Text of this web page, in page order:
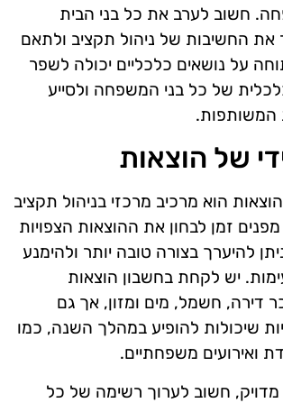
חשוב לערב את כל בני הבית
את החשיבות של ניהול תקציב ולתאם
על נושאים כלכליים יכולה לשפר
של כל בני המשפחה ולסייע
של הוצאות
הוא מרכיב מרכזי בניהול תקציב
זמן לבחון את ההוצאות הצפויות
להיערך בצורה טובה יותר ולהימנע
יש לקחת בחשבון הוצאות
דירה, חשמל, מים ומזון, אך גם
שיכולות להופיע במהלך השנה, כמו
ואירועים משפחתיים.
מדויק, חשוב לערוך רשימה של כל